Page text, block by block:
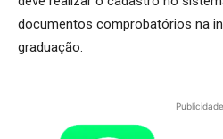
documentos comprobatórios na
graduação.
Publicidade